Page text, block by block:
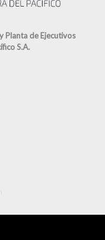
Planta de Ejecutivos
S.A.